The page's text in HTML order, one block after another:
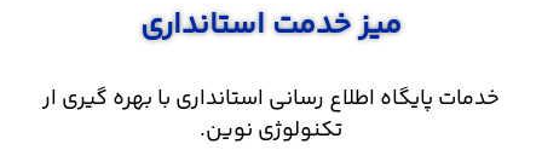
میز خدمت استانداری
خدمات پایگاه اطلاع رسانی استانداری با بهره گیری ار
تکنولوژی نوین.